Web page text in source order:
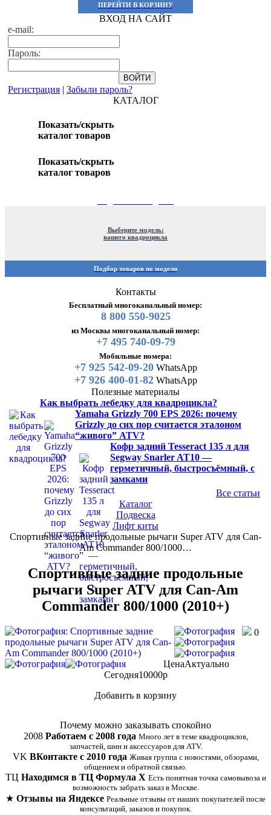
ПЕРЕЙТИ В КОРЗИНУ
ВХОД НА САЙТ
e-mail:
Пароль:
Регистрация | Забыли пароль?
КАТАЛОГ
Показать/скрыть
каталог товаров
Показать/скрыть
каталог товаров
Выберите модель:
вашего квадроцикла
Подбор товаров по модели
Контакты
Бесплатный многоканальный номер:
8 800 550-9025
из Москвы многоканальный номер:
+7 495 740-09-79
Мобильные номера:
+7 925 542-09-20WhatsApp
+7 926 400-01-82WhatsApp
Полезные материалы
Как выбрать лебедку для квадроцикла?
Yamaha Grizzly 700 EPS 2026: почему
Grizzly до сих пор считается эталоном
“живого” ATV?
Кофр задний Tesseract 135 л для
Segway Snarler AT10 —
герметичный, быстросъёмный, с
замками
Все статьи
Каталог
Подвеска
Лифт киты
Спортивные задние продольные рычаги Super ATV для Can-
Am Commander 800/1000…
Спортивные задние продольные
рычаги Super ATV для Can-Am
Commander 800/1000 (2010+)
0
ЦенаАктуально
Сегодня10000p
Добавить в корзину
Почему можно заказывать спокойно
2008 Работаем с 2008 года Много лет в теме квадроциклов,
запчастей, шин и аксессуаров для ATV.
VK ВКонтакте с 2010 года Живая группа с новостями, обзорами,
общением и обратной связью.
ТЦ Находимся в ТЦ Формула Х Есть понятная точка самовывоза и
возможность забрать заказ в Москве.
★ Отзывы на Яндексе Реальные отзывы от наших покупателей после
консультаций, заказов и покупок.